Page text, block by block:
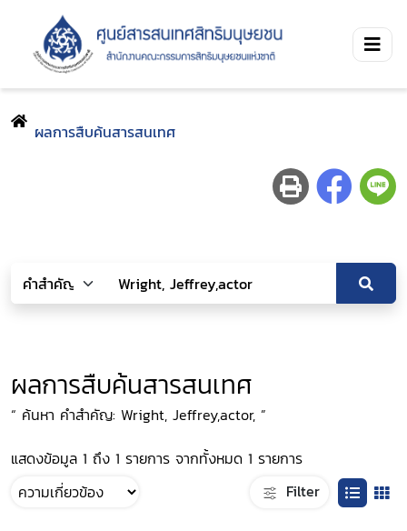
ผลการสืบค้นสารสนเทศ
ผลการสืบค้นสารสนเทศ
“ ค้นหา คำสำคัญ: Wright, Jeffrey,actor, ”
แสดงข้อมูล 1 ถึง 1 รายการ จากทั้งหมด 1 รายการ
Filter